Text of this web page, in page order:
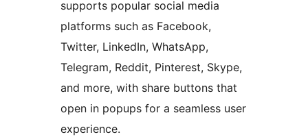
supports popular social media
platforms such as Facebook,
Twitter, LinkedIn, WhatsApp,
Telegram, Reddit, Pinterest, Skype,
and more, with share buttons that
open in popups for a seamless user
experience.